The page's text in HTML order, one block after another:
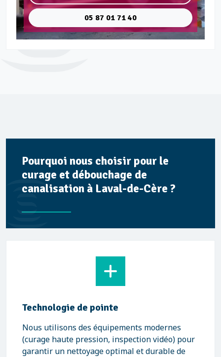
05 87 01 71 40
Pourquoi nous choisir pour le
curage et débouchage de
canalisation à Laval-de-Cère ?
Technologie de pointe
Nous utilisons des équipements modernes
(curage haute pression, inspection vidéo) pour
garantir un nettoyage optimal et durable de